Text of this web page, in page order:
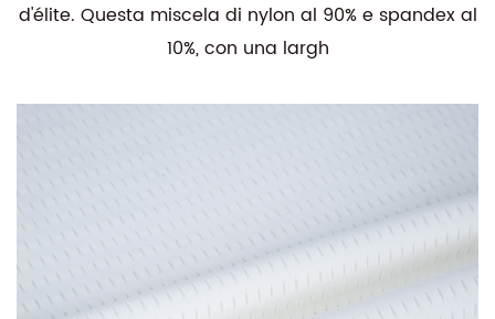
d'élite. Questa miscela di nylon al 90% e spandex al
10%, con una largh